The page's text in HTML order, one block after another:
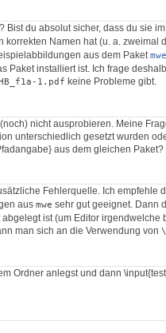
Bist du absolut sicher, dass du sie
Namen hat (u. a. zweimal
aus dem Paketmwe
Paket installiert ist. Ich frage
HB_f1a-1.pdf keine Probleme gibt.
nicht ausprobieren. Meine
unterschiedlich gesetzt wurden
aus dem gleichen Paket?
Fehlerquelle. Ich empfehle
aus mwe sehr gut geeignet. Dann
ist (um Editor
man sich an die Verwendung von
Ordner anlegst und dann